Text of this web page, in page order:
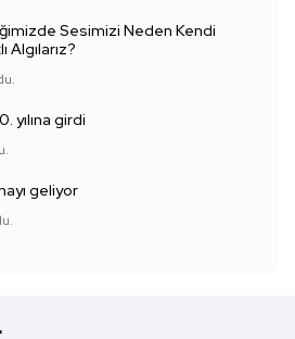
Sesimizi Neden Kendi
Algılarız?
yılına girdi
geliyor